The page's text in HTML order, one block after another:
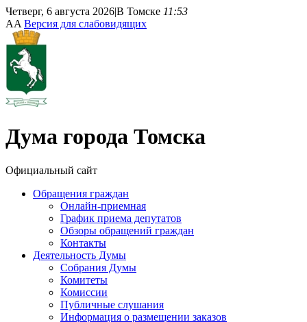
Четверг, 6 августа 2026|В Томске 11:53
AA Версия для слабовидящих
Дума города Томска
Официальный сайт
Обращения граждан
Онлайн-приемная
График приема депутатов
Обзоры обращений граждан
Контакты
Деятельность Думы
Собрания Думы
Комитеты
Комиссии
Публичные слушания
Информация о размещении заказов